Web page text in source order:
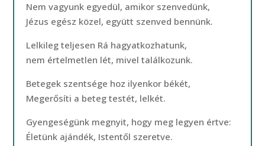
Nem vagyunk egyedül, amikor szenvedünk,
Jézus egész közel, együtt szenved bennünk.
Lelkileg teljesen Rá hagyatkozhatunk,
nem értelmetlen lét, mivel találkozunk.
Betegek szentsége hoz ilyenkor békét,
Megerősíti a beteg testét, lelkét.
Gyengeségünk megnyit, hogy meg legyen értve:
Életünk ajándék, Istentől szeretve.